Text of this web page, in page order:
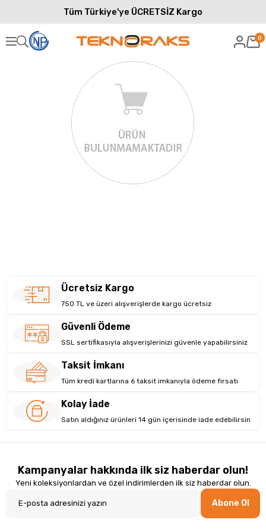
Tüm Türkiye'ye ÜCRETSİZ Kargo
0
Ücretsiz Kargo
750 TL ve üzeri alışverişlerde kargo ücretsiz
Güvenli Ödeme
SSL sertifikasıyla alışverişlerinizi güvenle yapabilirsiniz
Taksit İmkanı
Tüm kredi kartlarına 6 taksit imkanıyla ödeme fırsatı
Kolay İade
Satın aldığınız ürünleri 14 gün içerisinde iade edebilirsin
Kampanyalar hakkında ilk siz haberdar olun!
Yeni koleksiyonlardan ve özel indirimlerden ilk siz haberdar olun.
Abone Ol